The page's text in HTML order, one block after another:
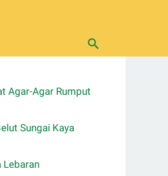
Agar-Agar Rumput
Sungai Kaya
Lebaran